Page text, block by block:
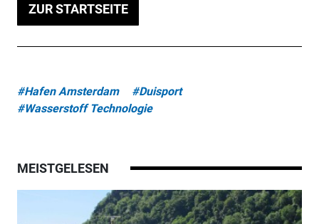
ZUR STARTSEITE
#Hafen Amsterdam
#Duisport
#Wasserstoff Technologie
MEISTGELESEN